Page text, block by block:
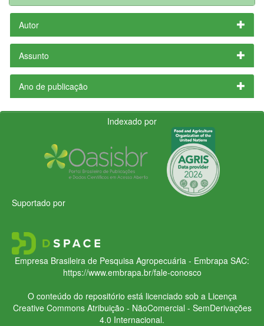
Autor
Assunto
Ano de publicação
Indexado por
Suportado por
Empresa Brasileira de Pesquisa Agropecuária - Embrapa SAC:
https://www.embrapa.br/fale-conosco
O conteúdo do repositório está licenciado sob a Licença
Creative CommonsAtribuição - NãoComercial - SemDerivações
4.0 Internacional.